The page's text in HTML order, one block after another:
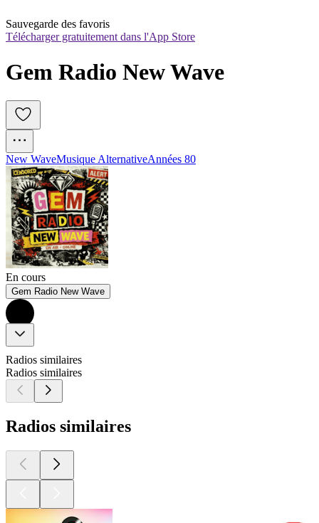
Sauvegarde des favoris
Télécharger gratuitement dans l'App Store
New WaveMusique AlternativeAnnées 80
En cours
Gem Radio New Wave
Radios similaires
Radios similaires
Radios similaires